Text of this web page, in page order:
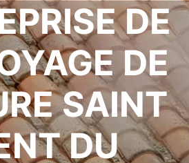
DE
DE
SAINT
DU